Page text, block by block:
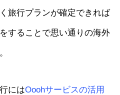
旅行プランが確定できれば
することで思い通りの海外
にはOoohサービスの活用